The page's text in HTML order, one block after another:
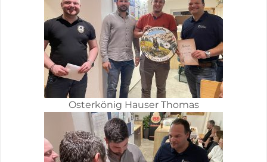
Osterkönig Hauser Thomas